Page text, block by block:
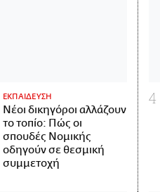
ΕΚΠΑΙΔΕΥΣΗ
Νέοι δικηγόροι αλλάζουν
το τοπίο: Πώς οι
σπουδές Νομικής
οδηγούν σε θεσμική
συμμετοχή